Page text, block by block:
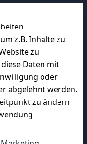
z.B. Inhalte zu
zu
Daten mit
oder
abgelehnt werden.
zu ändern